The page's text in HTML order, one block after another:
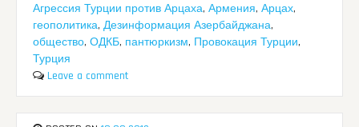
Агрессия Турции против Арцаха,Армения,Арцах,
геополитика,Дезинформация Азербайджана,
общество,ОДКБ, пантюркизм, Провокация Турции,
Турция
Leave a comment